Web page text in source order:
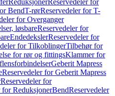
ReduksjonerReservedeler for
BendT-rørReservedeler for T-
for Overganger
løsbareReservedeler for
EndedekslerReservedeler for
for TilkoblingerTilbehør for
for rør og fittingsKlammer for
Geberit Mapress
Reservedeler for Geberit Mapress
Reservedeler for
for ReduksjonerBendReservedeler